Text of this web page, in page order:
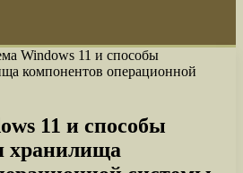
Windows 11 и способы
компонентов операционной
11 и способы
хранилища